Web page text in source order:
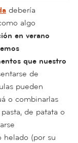
debería
algo
en verano
que nuestro
de
pueden
o combinarlas
de patata o
helado (por su